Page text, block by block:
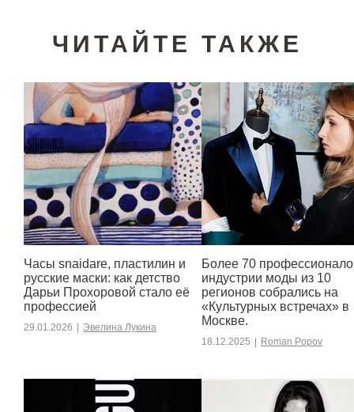
ЧИТАЙТЕ ТАКЖЕ
Часы snaidare, пластилин и
русские маски: как детство
Дарьи Прохоровой стало её
профессией
29.01.2026 Эвелина Лукина
Более 70
индустрии моды из 10
регионов собрались на
«Культурных встречах» в
Москве.
18.12.2025 Roman Popov